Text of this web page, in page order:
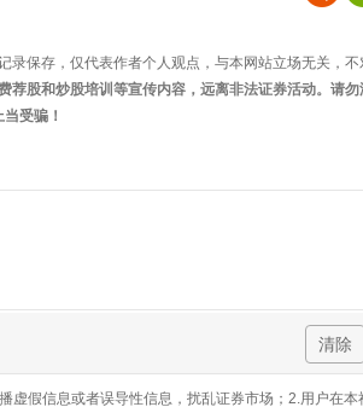
录保存，仅代表作者个人观点，与本网站立场无关，
荐股和炒股培训等宣传内容，远离非法证券活动。请
受骗！
清除
虚假信息或者误导性信息，扰乱证券市场；2.用户在